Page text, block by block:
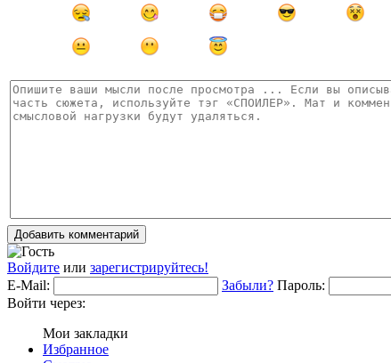
Добавить комментарий
Войдите или зарегистрируйтесь!
E-Mail:
Забыли? Пароль:
Войти через:
Мои закладки
Избранное